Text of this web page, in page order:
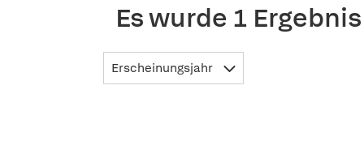
Es wurde 1
Erscheinungsjahr